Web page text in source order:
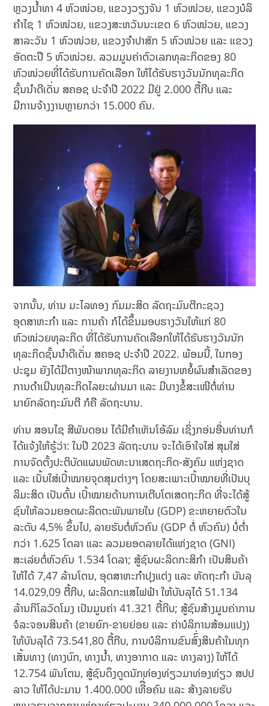
ຫຼວງນໍ້າທາ 4 ຫົວໜ່ວຍ, ແຂວງວຽງຈັນ 1 ຫົວໜ່ວຍ, ແຂວງບໍລິ
ຄໍາໄຊ 1 ຫົວໜ່ວຍ, ແຂວງສະຫວັນນະເຂດ 6 ຫົວໜ່ວຍ, ແຂວງ
ສາລະວັນ 1 ຫົວໜ່ວຍ, ແຂວງຈຳປາສັກ 5 ຫົວໜ່ວຍ ແລະ ແຂວງ
ອັດຕະປື 5 ຫົວໜ່ວຍ. ລວມມູນຄ່າຕົວເລກທຸລະກິດຂອງ 80
ຫົວໜ່ວຍທີ່ໄດ້ຮັບການຄັດເລືອກ ໃຫ້ໄດ້ຮັບຮາງວັນນັກທຸລະກິດ
ຊັ້ນນໍາດີເດັ່ນ ສຄອຊ ປະຈໍາປີ 2022 ມີຢູ່ 2.000 ຕື້ກີບ ແລະ
ມີການຈ້າງງານຫຼາຍກວ່າ 15.000 ຄົນ.
ຈາກນັ້ນ, ທ່ານ ມະໄລທອງ ກົມມະສິດ ລັດ​ຖະມົນຕີກະຊວງ
ອຸດສາຫະກຳ ແລະ ການຄ້າ ກໍໄດ້ຂຶ້ນມອບຮາງວັນໃຫ້ແກ່ 80
ຫົວໜ່ວຍທຸລະກິດ ທີ່ໄດ້ຮັບການຄັດເລືອກໃຫ້ໄດ້ຮັບຮາງວັນນັກ
ທຸລະກິດຊັ້ນນໍາດີເດັ່ນ ສຄອຊ ປະຈໍາປີ 2022. ພ້ອມນີ້, ໃນກອງ
ປະຊຸມ ຍັງໄດ້ມີຕາງໜ້າພາກທຸລະກິດ ລາຍງານຫຍໍ້ຜົນສໍາເລັດຂອງ
ການດຳເນີນທຸລະກິດໄລຍະຜ່ານມາ ແລະ ມີບາງຂໍ້ສະເໜີຕໍ່ທ່ານ
ນາຍົກລັດຖະ​ມົນຕີ ກໍຄື ລັດຖະບານ.
ທ່ານ ສອນໄຊ ສີພັນດອນ ໄດ້ມີຄໍາເຫັນໂອ້ລົມ ເຊິ່ງກອ່ນອື່ນທ່ານກໍ
ໄດ້ແຈ້ງໃຫ້ຮູ້ວ່າ: ໃນປີ 2023 ລັດຖະບານ ຈະໄດ້ເອົາໃຈໃສ່ ສຸມໃສ່
ການຈັດຕັ້ງປະຕິບັດແຜນພັດທະນາເສດຖະກິດ-ສັງຄົມ ແຫ່ງຊາດ
ແລະ ເນັ້ນໃສ່ເປົ້າໝາຍຈຸດສຸມຕ່າງໆ ໂດຍສະເພາະເປົ້າ​ໝາຍທີ່ເປັນບຸ
ລິມະສິດ ເປັນຕົ້ນ ເປົ້າໝາຍດ້ານການເຕີບໂຕເສດຖະກິດ ທີ່ຈະໄດ້ສູ້
ຊົນໃຫ້ລວມຍອດຜະລິດຕະພັນພາຍໃນ (GDP) ຂະຫຍາຍຕົວໃນ
ລະດັບ 4,5% ຂຶ້ນໄປ, ລາຍຮັບຕໍ່ຫົວຄົນ (GDP ຕໍ່ ຫົວຄົນ) ບໍ່ຕໍ່າ
ກວ່າ 1.625 ໂດລາ ແລະ ລວມຍອດລາຍໄດ້ແຫ່ງຊາດ (GNI)
ສະເລ່ຍຕໍ່ຫົວຄົນ 1.534 ໂດລາ; ສູ້ຊົນຜະລິດກະສິກໍາ ເປັນສິນຄ້າ
ໃຫ້ໄດ້ 7,47 ລ້ານໂຕນ, ອຸດສາຫະກໍາປຸງແຕ່ງ ແລະ ຫັດຖະກໍາ ບັນລຸ
14.029,09 ຕື້ກີບ, ຜະລິດກະແສໄຟຟ້າ ໃຫ້ບັນລຸໄດ້ 51.134
ລ້ານກິໂລວັດໂມງ ເປັນມູນຄ່າ 41.321 ຕື້ກີບ; ສູ້ຊົນສ້າງມູນຄ່າການ
ຈໍລະຈອນສິນຄ້າ (ຂາຍຍົກ-ຂາຍຍ່ອຍ ແລະ ຄ່າບໍລິການສ້ອມແປງ)
ໃຫ້ບັນລຸໄດ້ 73.541,80 ຕື້ກີບ, ການບໍລິການຂົນສົົ່ງສິນຄ້າໃນທຸກ
ເສັ້ນທາງ (ທາງບົກ, ທາງນໍ້າ, ທາງອາກາດ ແລະ ທາງລາງ) ໃຫ້ໄດ້
12.754 ພັນໂຕນ, ສູ້ຊົນດຶງດູດນັກທ່ອງທ່ຽວມາທ່ອງທ່ຽວ ສປປ
ລາວ ໃຫ້ໄດ້ປະມານ 1.400.000 ເທືື່ອຄົນ ແລະ ສ້າງລາຍຮັບ